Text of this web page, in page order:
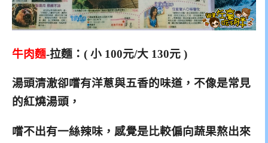
牛肉麵-拉麵：( 小 100元/大 130元 )
湯頭清澈卻嚐有洋蔥與五香的味道，不像是常見
的紅燒湯頭，
嚐不出有一絲辣味，感覺是比較偏向蔬果熬出來